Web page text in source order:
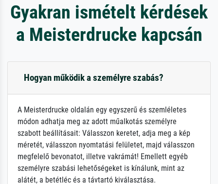
Gyakran ismételt kérdések
a Meisterdrucke kapcsán
Hogyan működik a személyre szabás?
A Meisterdrucke oldalán egy egyszerű és szemléletes
módon adhatja meg az adott műalkotás személyre
szabott beállításait: Válasszon keretet, adja meg a kép
méretét, válasszon nyomtatási felületet, majd válasszon
megfelelő bevonatot, illetve vakrámát! Emellett egyéb
személyre szabási lehetőségeket is kínálunk, mint az
alátét, a betétléc és a távtartó kiválasztása.